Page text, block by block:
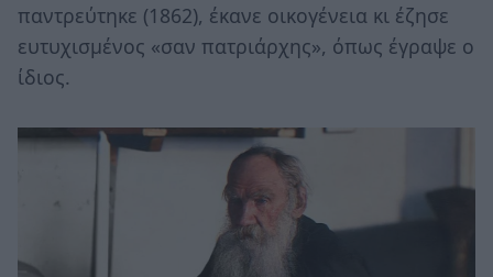
παντρεύτηκε (1862), έκανε οικογένεια κι έζησε
ευτυχισμένος «σαν πατριάρχης», όπως έγραψε ο
ίδιος.